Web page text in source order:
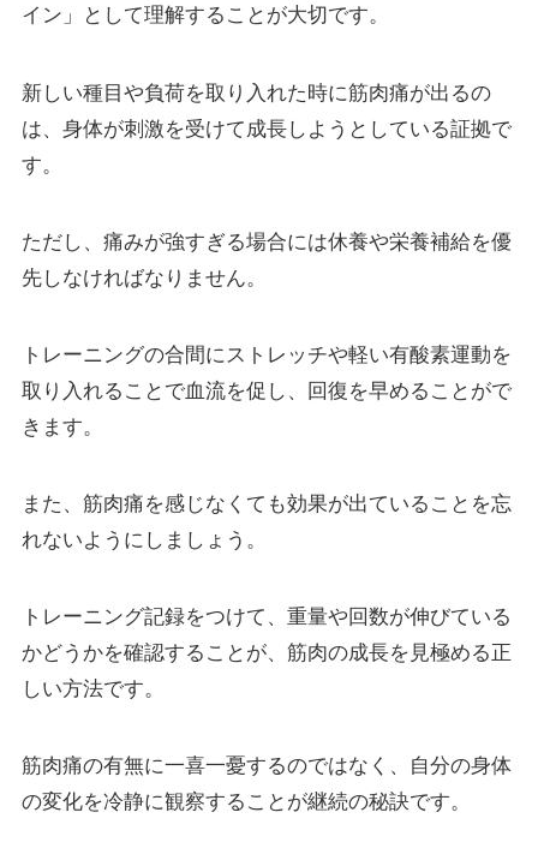
イン」として理解することが大切です。
新しい種目や負荷を取り入れた時に筋肉痛が出るの
は、身体が刺激を受けて成長しようとしている証拠で
す。
ただし、痛みが強すぎる場合には休養や栄養補給を優
先しなければなりません。
トレーニングの合間にストレッチや軽い有酸素運動を
取り入れることで血流を促し、回復を早めることがで
きます。
また、筋肉痛を感じなくても効果が出ていることを忘
れないようにしましょう。
トレーニング記録をつけて、重量や回数が伸びている
かどうかを確認することが、筋肉の成長を見極める正
しい方法です。
筋肉痛の有無に一喜一憂するのではなく、自分の身体
の変化を冷静に観察することが継続の秘訣です。